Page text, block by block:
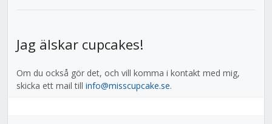
Jag älskar cupcakes!
Om du också gör det, och vill komma i kontakt med mig,
skicka ett mail till info@misscupcake.se.